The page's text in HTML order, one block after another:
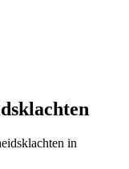
in